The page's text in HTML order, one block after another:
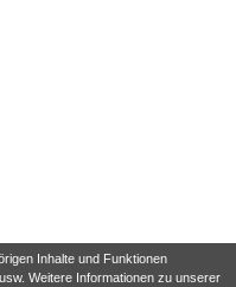
Inhalte und Funktionen
Weitere Informationen zu unserer